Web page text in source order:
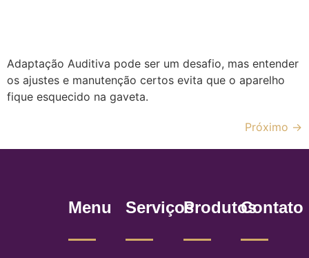
Adaptação Auditiva pode ser um desafio, mas entender
os ajustes e manutenção certos evita que o aparelho
fique esquecido na gaveta.
Próximo →
Menu ServiçosProdutosContato